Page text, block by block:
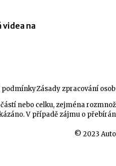
videa na
podmínkyZásady zpracování
nebo celku, zejména
V případě zájmu o
© 2023